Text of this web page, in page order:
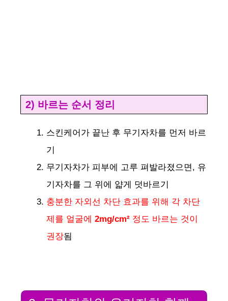
2) 바르는 순서 정리
스킨케어가 끝난 후 무기자차를 먼저 바르
기
무기자차가 피부에 고루 펴발라졌으면, 유
기자차를 그 위에 얇게 덧바르기
충분한 자외선 차단 효과를 위해 각 차단
제를 얼굴에 2mg/cm² 정도 바르는 것이
권장됨